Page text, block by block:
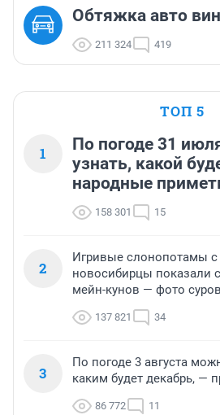
Обтяжка авто
211 324 419
ТОП 5
1
По погоде 31
узнать, какой
народные
158 301 15
2
Игривые слонопотамы с
новосибирцы показали
мейн-кунов — фото
137 821 34
3
По погоде 3 августа
каким будет декабрь, —
86 772 11